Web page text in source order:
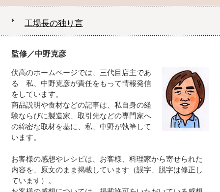
工場長の独り言
監修／中野克彦
伏高のホームページでは、三代目店主であ
る 私、中野克彦が責任をもって情報発信
をしています。
商品説明や食材などの記事は、私自身の経
験ならびに製造家、取引先などの専門家へ
の綿密な取材を基に、私、中野が執筆して
います。
お客様の感想やレシピは、お客様、料理家から寄せられた
内容を、原文のまま掲載しています（誤字、脱字は修正し
ています）。